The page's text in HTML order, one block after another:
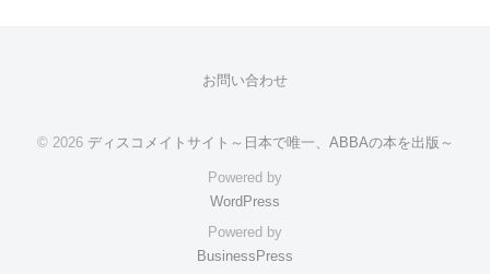
お問い合わせ
© 2026 ディスコメイトサイト～日本で唯一、ABBAの本を出版～
Powered by
WordPress
Powered by
BusinessPress